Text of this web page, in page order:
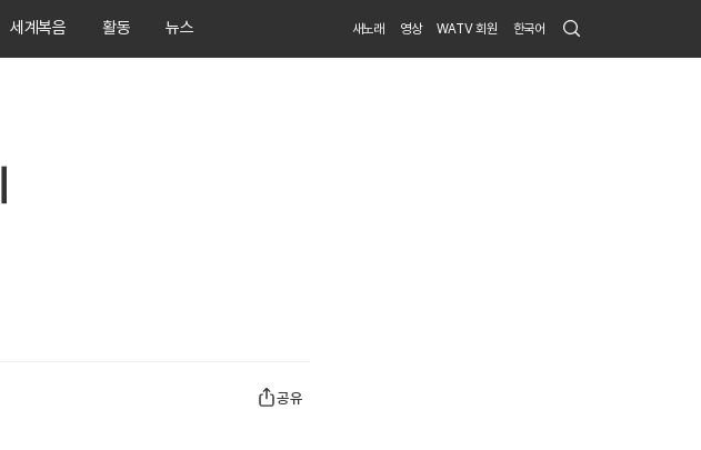
세계복음 활동 뉴스 새노래 영상 WATV 회원 한국어 Search
Submit
공유